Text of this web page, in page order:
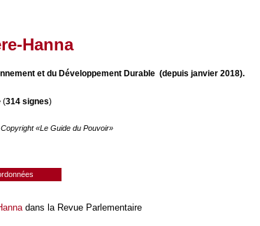
Hanna
et du Développement Durable (depuis janvier 2018).
(314 signes)
«Le Guide du Pouvoir»
dans la Revue Parlementaire